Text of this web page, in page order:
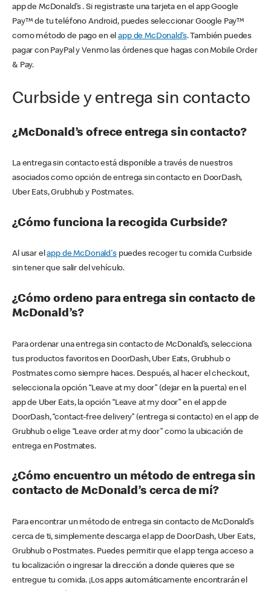
app de McDonald’s . Si registraste una tarjeta en el app Google
Pay™ de tu teléfono Android, puedes seleccionar Google Pay™
como método de pago en elapp de McDonald’s. También puedes
pagar con PayPal y Venmo las órdenes que hagas con Mobile Order
& Pay.
Curbside y entrega sin contacto
¿McDonald’s ofrece entrega sin contacto?
La entrega sin contacto está disponible a través de nuestros
asociados como opción de entrega sin contacto en DoorDash,
Uber Eats, Grubhub y Postmates.
¿Cómo funciona la recogida Curbside?
Al usar elapp de McDonald'spuedes recoger tu comida Curbside
sin tener que salir del vehículo.
¿Cómo ordeno para entrega sin contacto de
McDonald’s?
Para ordenar una entrega sin contacto de McDonald’s, selecciona
tus productos favoritos en DoorDash, Uber Eats, Grubhub o
Postmates como siempre haces. Después, al hacer el checkout,
selecciona la opción “Leave at my door” (dejar en la puerta) en el
app de Uber Eats, la opción “Leave at my door” en el app de
DoorDash, “contact-free delivery” (entrega si contacto) en el app de
Grubhub o elige “Leave order at my door” como la ubicación de
entrega en Postmates.
¿Cómo encuentro un método de entrega sin
contacto de McDonald’s cerca de mí?
Para encontrar un método de entrega sin contacto de McDonald’s
cerca de ti, simplemente descarga el app de DoorDash, Uber Eats,
Grubhub o Postmates. Puedes permitir que el app tenga acceso a
tu localización o ingresar la dirección a donde quieres que se
entregue tu comida. ¡Los apps automáticamente encontrarán el